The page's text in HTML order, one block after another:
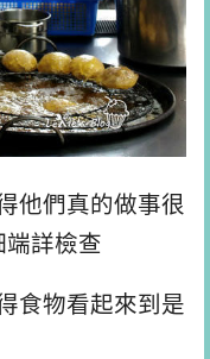
他們真的做事很
端詳檢查
食物看起來到是